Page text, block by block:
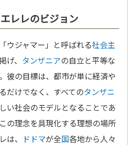
レレのビジョン
ウジャマー」と呼ばれる社会主
げ、 タンザニアの自立と平等な
彼の目標は、都市が単に経済や
だけでなく、すべてのタンザニ
い社会のモデルとなることであ
の理念を具現化する理想の場所
は、 ドドマが全国各地から人々